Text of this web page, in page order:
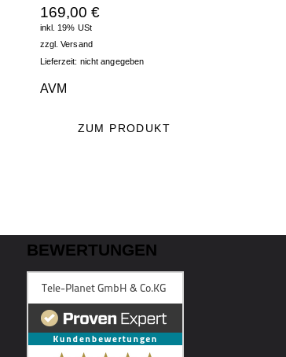
169,00€
inkl. 19% USt
zzgl.Versand
Lieferzeit: nicht angegeben
AVM
ZUM PRODUKT
BEWERTUNGEN